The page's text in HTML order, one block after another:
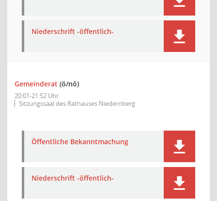
Niederschrift -öffentlich-
Gemeinderat (ö/nö)
20:01-21:52 Uhr
Sitzungssaal des Rathauses Niedernberg
Öffentliche Bekanntmachung
Niederschrift -öffentlich-